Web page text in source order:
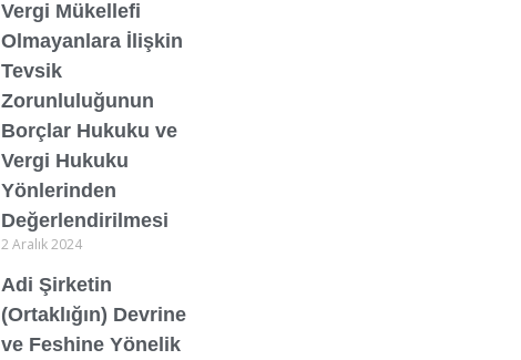
Vergi Mükellefi
Olmayanlara İlişkin
Tevsik
Zorunluluğunun
Borçlar Hukuku ve
Vergi Hukuku
Yönlerinden
Değerlendirilmesi
2 Aralık 2024
Adi Şirketin
(Ortaklığın) Devrine
ve Feshine Yönelik